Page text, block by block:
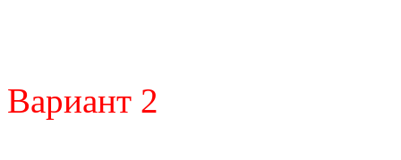
Вариант 2